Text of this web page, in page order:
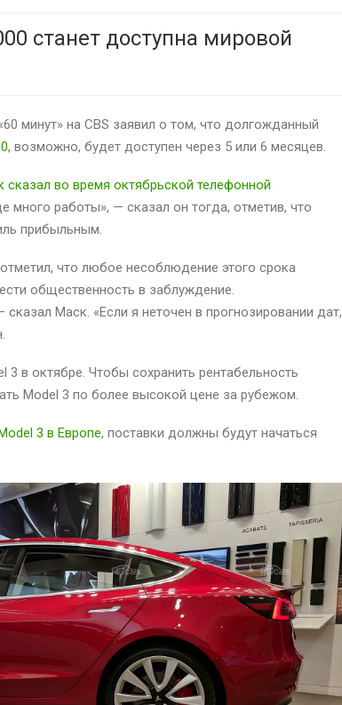
станет доступна мировой
минут» на CBS заявил о том, что долгожданный
, возможно, будет доступен через 5 или 6 месяцев.
сказал во время октябрьской телефонной
много работы», — сказал он тогда, отметив, что
прибыльным.
что любое несоблюдение этого срока
общественность в заблуждение.
Маск. «Если я неточен в прогнозировании дат,
в октябре. Чтобы сохранить рентабельность
Model 3 по более высокой цене за рубежом.
3 в Европе, поставки должны будут начаться